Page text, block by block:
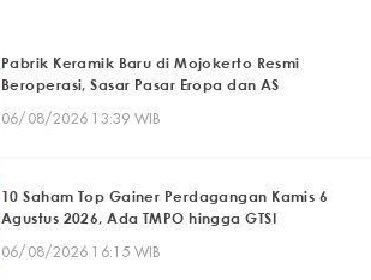
Pabrik Keramik Baru di Mojokerto Resmi
Beroperasi, Sasar Pasar Eropa dan AS
06/08/2026 13:39 WIB
10 Saham Top Gainer Perdagangan Kamis 6
Agustus 2026, Ada TMPO hingga GTSI
06/08/2026 16:15 WIB